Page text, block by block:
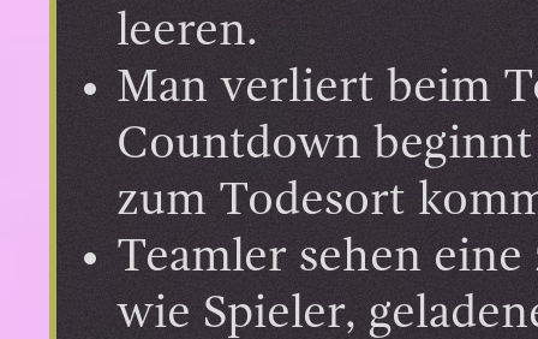
leeren.
Man verliert beim
Countdown
zum Todesort
Teamler sehen
wie Spieler,